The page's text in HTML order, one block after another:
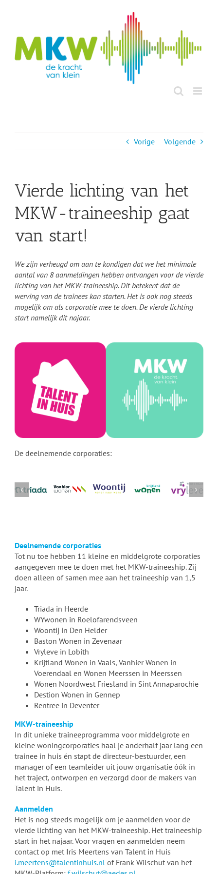
Vorige Volgende
Vierde lichting van het
MKW-traineeship gaat
van start!
We zijn verheugd om aan te kondigen dat we het minimale
aantal van 8 aanmeldingen hebben ontvangen voor de vierde
lichting van het MKW-traineeship. Dit betekent dat de
werving van de trainees kan starten. Het is ook nog steeds
mogelijk om als corporatie mee te doen. De vierde lichting
start namelijk dit najaar.
De deelnemende corporaties:
Deelnemende corporaties
Tot nu toe hebben 11 kleine en middelgrote corporaties
aangegeven mee te doen met het MKW-traineeship. Zij
doen alleen of samen mee aan het traineeship van 1,5
jaar.
Triada in Heerde
WYwonen in Roelofarendsveen
Woontij in Den Helder
Baston Wonen in Zevenaar
Vryleve in Lobith
Krijtland Wonen in Vaals, Vanhier Wonen in
Voerendaal en Wonen Meerssen in Meerssen
Wonen Noordwest Friesland in Sint Annaparochie
Destion Wonen in Gennep
Rentree in Deventer
MKW-traineeship
In dit unieke traineeprogramma voor middelgrote en
kleine woningcorporaties haal je anderhalf jaar lang een
trainee in huis én stapt de directeur-bestuurder, een
manager of een teamleider uit jouw organisatie óók in
het traject, ontworpen en verzorgd door de makers van
Talent in Huis.
Aanmelden
Het is nog steeds mogelijk om je aanmelden voor de
vierde lichting van het MKW-traineeship. Het traineeship
start in het najaar. Voor vragen en aanmelden neem
contact op met Iris Meertens van Talent in Huis
i.meertens@talentinhuis.nlof Frank Wilschut van het